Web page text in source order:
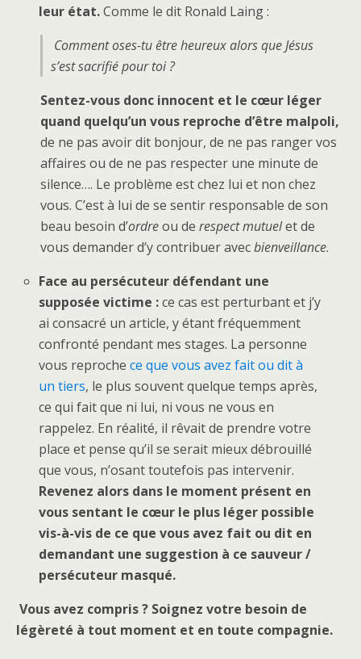
leur état.Comme le dit Ronald Laing :
Comment oses-tu être heureux alors que Jésus
s’est sacrifié pour toi ?
Sentez-vous donc innocent et le cœur léger
quand quelqu’un vous reproche d’être malpoli,
de ne pas avoir dit bonjour, de ne pas ranger vos
affaires ou de ne pas respecter une minute de
silence…. Le problème est chez lui et non chez
vous. C’est à lui de se sentir responsable de son
beau besoin d’ordreou de respect mutuelet de
vous demander d’y contribuer avecbienveillance.
Face au persécuteur défendant une
supposée victime :ce cas est perturbant et j’y
ai consacré un article, y étant fréquemment
confronté pendant mes stages. La personne
vous reprochece que vous avez fait ou dit à
un tiers, le plus souvent quelque temps après,
ce qui fait que ni lui, ni vous ne vous en
rappelez. En réalité, il rêvait de prendre votre
place et pense qu’il se serait mieux débrouillé
que vous, n’osant toutefois pas intervenir.
Revenez alors dans le moment présent en
vous sentant le cœur le plus léger possible
vis-à-vis de ce que vous avez fait ou dit en
demandant une suggestion à ce sauveur /
persécuteur masqué.
Vous avez compris ? Soignez votre besoin de
légèreté à tout moment et en toute compagnie.